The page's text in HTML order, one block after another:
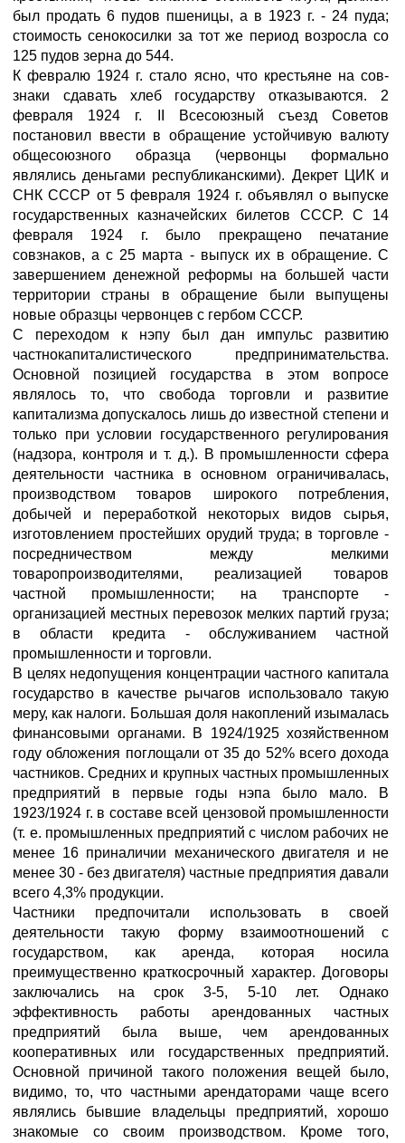
был продать 6 пудов пшеницы, а в 1923 г. - 24 пуда;
стоимость сенокосилки за тот же период возросла со
125 пудов зерна до 544.
К февралю 1924 г. стало ясно, что крестьяне на сов-
знаки сдавать хлеб государству отказываются. 2
февраля 1924 г. II Всесоюзный съезд Советов
постановил ввести в обращение устойчивую валюту
общесоюзного образца (червонцы формально
являлись деньгами республиканскими). Декрет ЦИК и
СНК СССР от 5 февраля 1924 г. объявлял о выпуске
государственных казначейских билетов СССР. С 14
февраля 1924 г. было прекращено печатание
совзнаков, а с 25 марта - выпуск их в обращение. С
завершением денежной реформы на большей части
территории страны в обращение были выпущены
новые образцы червонцев с гербом СССР.
С переходом к нэпу был дан импульс развитию
частнокапиталистического предпринимательства.
Основной позицией государства в этом вопросе
являлось то, что свобода торговли и развитие
капитализма допускалось лишь до известной степени и
только при условии государственного регулирования
(надзора, контроля и т. д.). В промышленности сфера
деятельности частника в основном ограничивалась,
производством товаров широкого потребления,
добычей и переработкой некоторых видов сырья,
изготовлением простейших орудий труда; в торговле -
посредничеством между мелкими
товаропроизводителями, реализацией товаров
частной промышленности; на транспорте -
организацией местных перевозок мелких партий груза;
в области кредита - обслуживанием частной
промышленности и торговли.
В целях недопущения концентрации частного капитала
государство в качестве рычагов использовало такую
меру, как налоги. Большая доля накоплений изымалась
финансовыми органами. В 1924/1925 хозяйственном
году обложения поглощали от 35 до 52% всего дохода
частников. Средних и крупных частных промышленных
предприятий в первые годы нэпа было мало. В
1923/1924 г. в составе всей цензовой промышленности
(т. е. промышленных предприятий с числом рабочих не
менее 16 приналичии механического двигателя и не
менее 30 - без двигателя) частные предприятия давали
всего 4,3% продукции.
Частники предпочитали использовать в своей
деятельности такую форму взаимоотношений с
государством, как аренда, которая носила
преимущественно краткосрочный характер. Договоры
заключались на срок 3-5, 5-10 лет. Однако
эффективность работы арендованных частных
предприятий была выше, чем арендованных
кооперативных или государственных предприятий.
Основной причиной такого положения вещей было,
видимо, то, что частными арендаторами чаще всего
являлись бывшие владельцы предприятий, хорошо
знакомые со своим производством. Кроме того,